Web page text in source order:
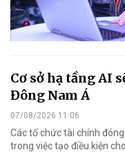
Cơ sở hạ tầng AI
Đông Nam Á
07/08/2026 11:06
Các tổ chức tài chính
trong việc tạo điều kiện